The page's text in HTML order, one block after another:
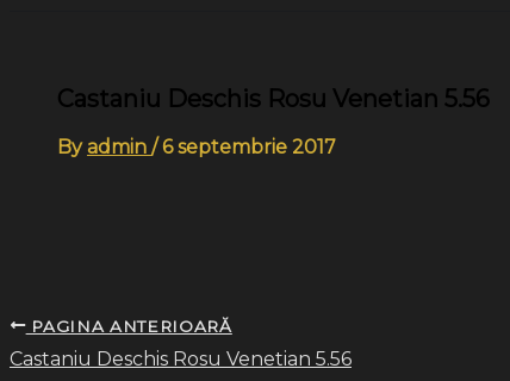
Castaniu Deschis Rosu Venetian 5.56
By admin /6 septembrie 2017
PAGINA ANTERIOARĂ
Castaniu Deschis Rosu Venetian 5.56